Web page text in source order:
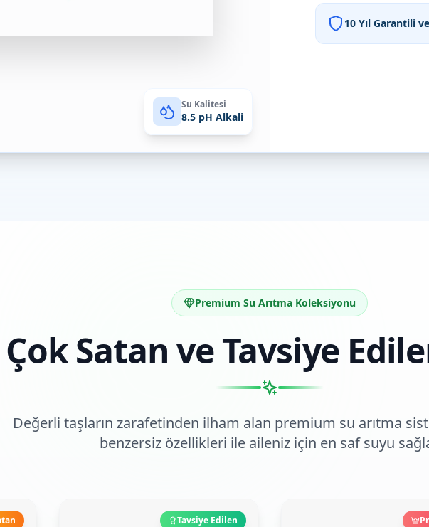
Su Kalitesi
8.5 pH Alkali
10 Yıl Garantili
Premium Su Arıtma Koleksiyonu
Çok Satan ve Tavsiye
Değerli taşların zarafetinden ilham alan premium su arıtma
benzersiz özellikleri ile aileniz için en saf suyu
Tavsiye Edilen